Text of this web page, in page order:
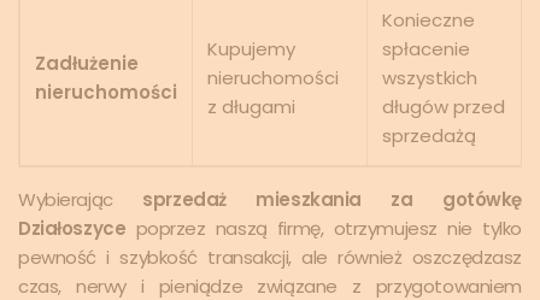
Zadłużenie
nieruchomości
Kupujemy
nieruchomości
z długami
Konieczne
spłacenie
wszystkich
długów przed
sprzedażą
Wybierając sprzedaż mieszkania za gotówkę
Działoszyce poprzez naszą firmę, otrzymujesz nie tylko
pewność i szybkość transakcji, ale również oszczędzasz
czas, nerwy i pieniądze związane z przygotowaniem